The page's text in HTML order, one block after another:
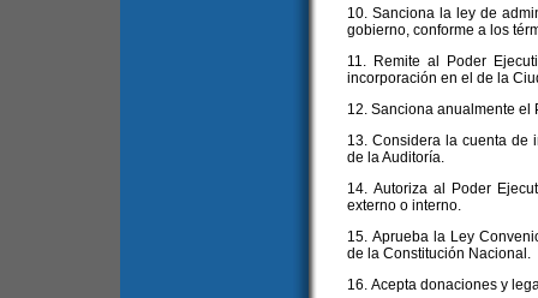
10. Sanciona la ley de
gobierno, conforme a los
11. Remite al Poder
incorporación en el de la
12. Sanciona anualmente el
13. Considera la cuenta de
de la Auditoría.
14. Autoriza al Poder
externo o interno.
15. Aprueba la Ley
de la Constitución Nacional.
16. Acepta donaciones y